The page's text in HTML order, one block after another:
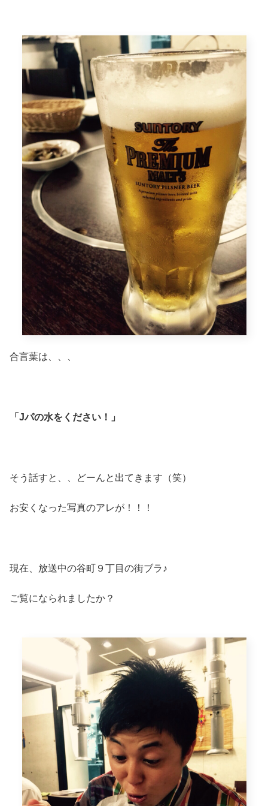
合言葉は、、、
「Jパの水をください！」
そう話すと、、どーんと出てきます（笑）
お安くなった写真のアレが！！！
現在、放送中の谷町９丁目の街ブラ♪
ご覧になられましたか？